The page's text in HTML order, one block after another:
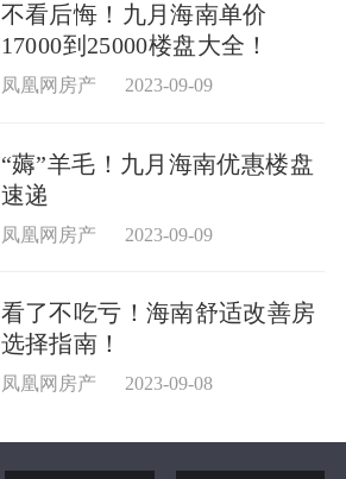
不看后悔！九月海南单价
17000到25000楼盘大全！
凤凰网房产 2023-09-09
“薅”羊毛！九月海南优惠楼盘
速递
凤凰网房产 2023-09-09
看了不吃亏！海南舒适改善房
选择指南！
凤凰网房产 2023-09-08